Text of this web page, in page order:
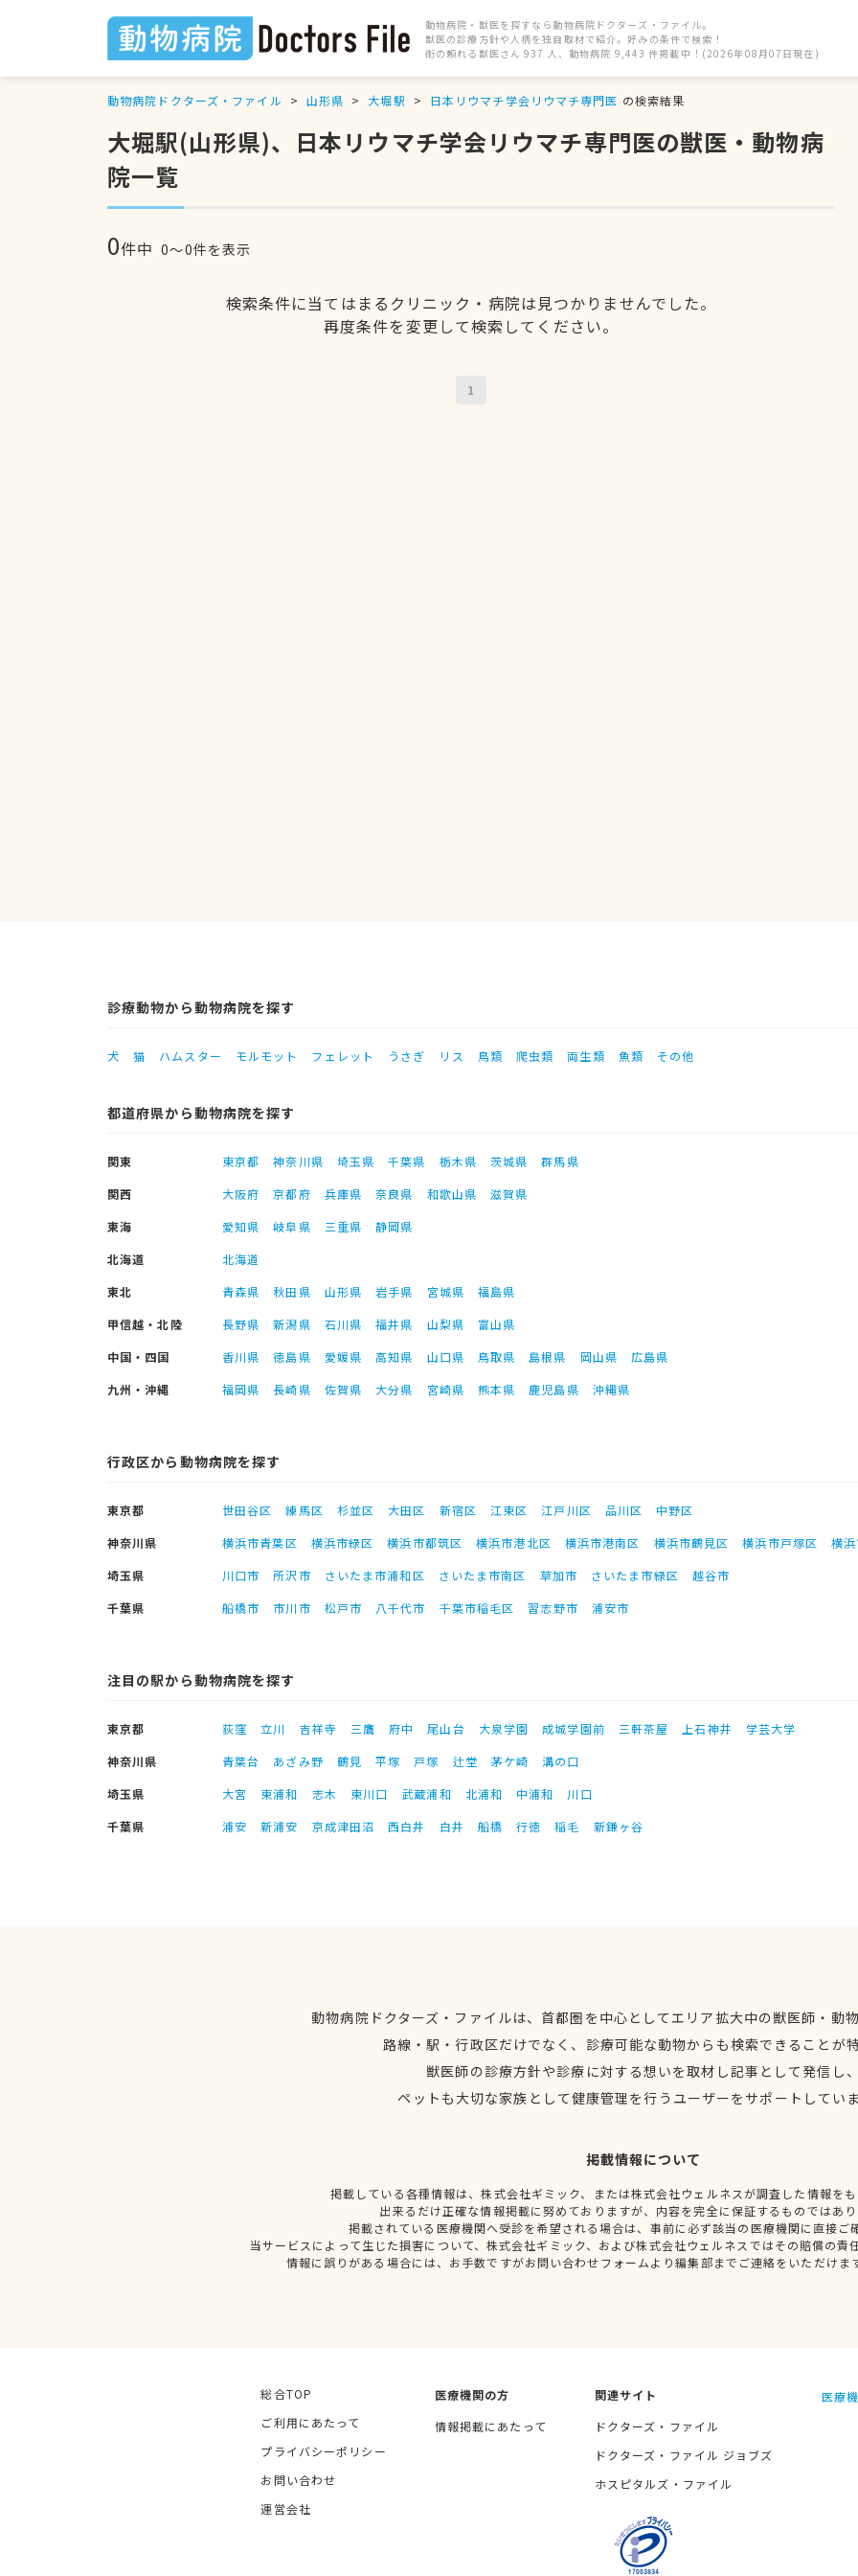
動物病院・獣医を探すなら動物病院ドクターズ・ファイル。
獣医の診療方針や人柄を独自取材で紹介。好みの条件で検索！
街の頼れる獣医さん 937 人、動物病院 9,443 件掲載中！(2026年08月07日現在)
動物病院ドクターズ・ファイル 山形県 大堀駅 日本リウマチ学会リウマチ専門医 の検索結果
大堀駅(山形県)、日本リウマチ学会リウマチ専門医の獣医・動物病
院一覧
0件中 0〜0件を表示
検索条件に当てはまるクリニック・病院は見つかりませんでした。
再度条件を変更して検索してください。
1
診療動物から動物病院を探す
犬 猫 ハムスター モルモット フェレット うさぎ リス 鳥類 爬虫類 両生類 魚類 その他
都道府県から動物病院を探す
関東 東京都 神奈川県 埼玉県 千葉県 栃木県 茨城県
群馬県
関西
大阪府 京都府 兵庫県 奈良県 和歌山県
滋賀県
東海
愛知県 岐阜県 三重県
静岡県
北海道
北海道
東北
青森県 秋田県 山形県 岩手県 宮城県
福島県
甲信越・北陸
長野県 新潟県 石川県 福井県 山梨県
富山県
中国・四国
香川県 徳島県 愛媛県 高知県 山口県 鳥取県 島根県 岡山県
広島県
九州・沖縄
福岡県 長崎県 佐賀県 大分県 宮崎県 熊本県 鹿児島県 沖縄県
行政区から動物病院を探す
東京都 世田谷区 練馬区 杉並区 大田区 新宿区 江東区 江戸川区 品川区
中野区
神奈川県
横浜市青葉区 横浜市緑区 横浜市都筑区 横浜市港北区 横浜市港南区 横浜市鶴見区 横浜市戸塚区
横
埼玉県
川口市 所沢市 さいたま市浦和区 さいたま市南区 草加市 さいたま市緑区
越谷市
千葉県
船橋市 市川市 松戸市 八千代市 千葉市稲毛区 習志野市 浦安市
注目の駅から動物病院を探す
東京都 荻窪 立川 吉祥寺 三鷹 府中 尾山台 大泉学園 成城学園前 三軒茶屋 上石神井
学芸大学
神奈川県
青葉台 あざみ野 鶴見 平塚 戸塚 辻堂 茅ケ崎
溝の口
埼玉県
大宮 東浦和 志木 東川口 武蔵浦和 北浦和 中浦和
川口
千葉県
浦安 新浦安 京成津田沼 西白井 白井 船橋 行徳 稲毛 新鎌ヶ谷
動物病院ドクターズ・ファイルは、首都圏を中心としてエリア拡大中の獣医師・動
路線・駅・行政区だけでなく、診療可能な動物からも検索できることが
獣医師の診療方針や診療に対する想いを取材し記事として発信し
ペットも大切な家族として健康管理を行うユーザーをサポートしてい
掲載情報について
掲載している各種情報は、株式会社ギミック、または株式会社ウェルネスが調査した情報を
出来るだけ正確な情報掲載に努めておりますが、内容を完全に保証するものではあ
掲載されている医療機関へ受診を希望される場合は、事前に必ず該当の医療機関に直接ご
当サービスによって生じた損害について、株式会社ギミック、および株式会社ウェルネスではその賠償の責
情報に誤りがある場合には、お手数ですがお問い合わせフォームより編集部までご連絡をいただけま
総合TOP
ご利用にあたって
プライバシーポリシー
お問い合わせ
運営会社
医療機関の方
情報掲載にあたって
関連サイト
ドクターズ・ファイル
ドクターズ・ファイル ジョブズ
ホスピタルズ・ファイル
医療